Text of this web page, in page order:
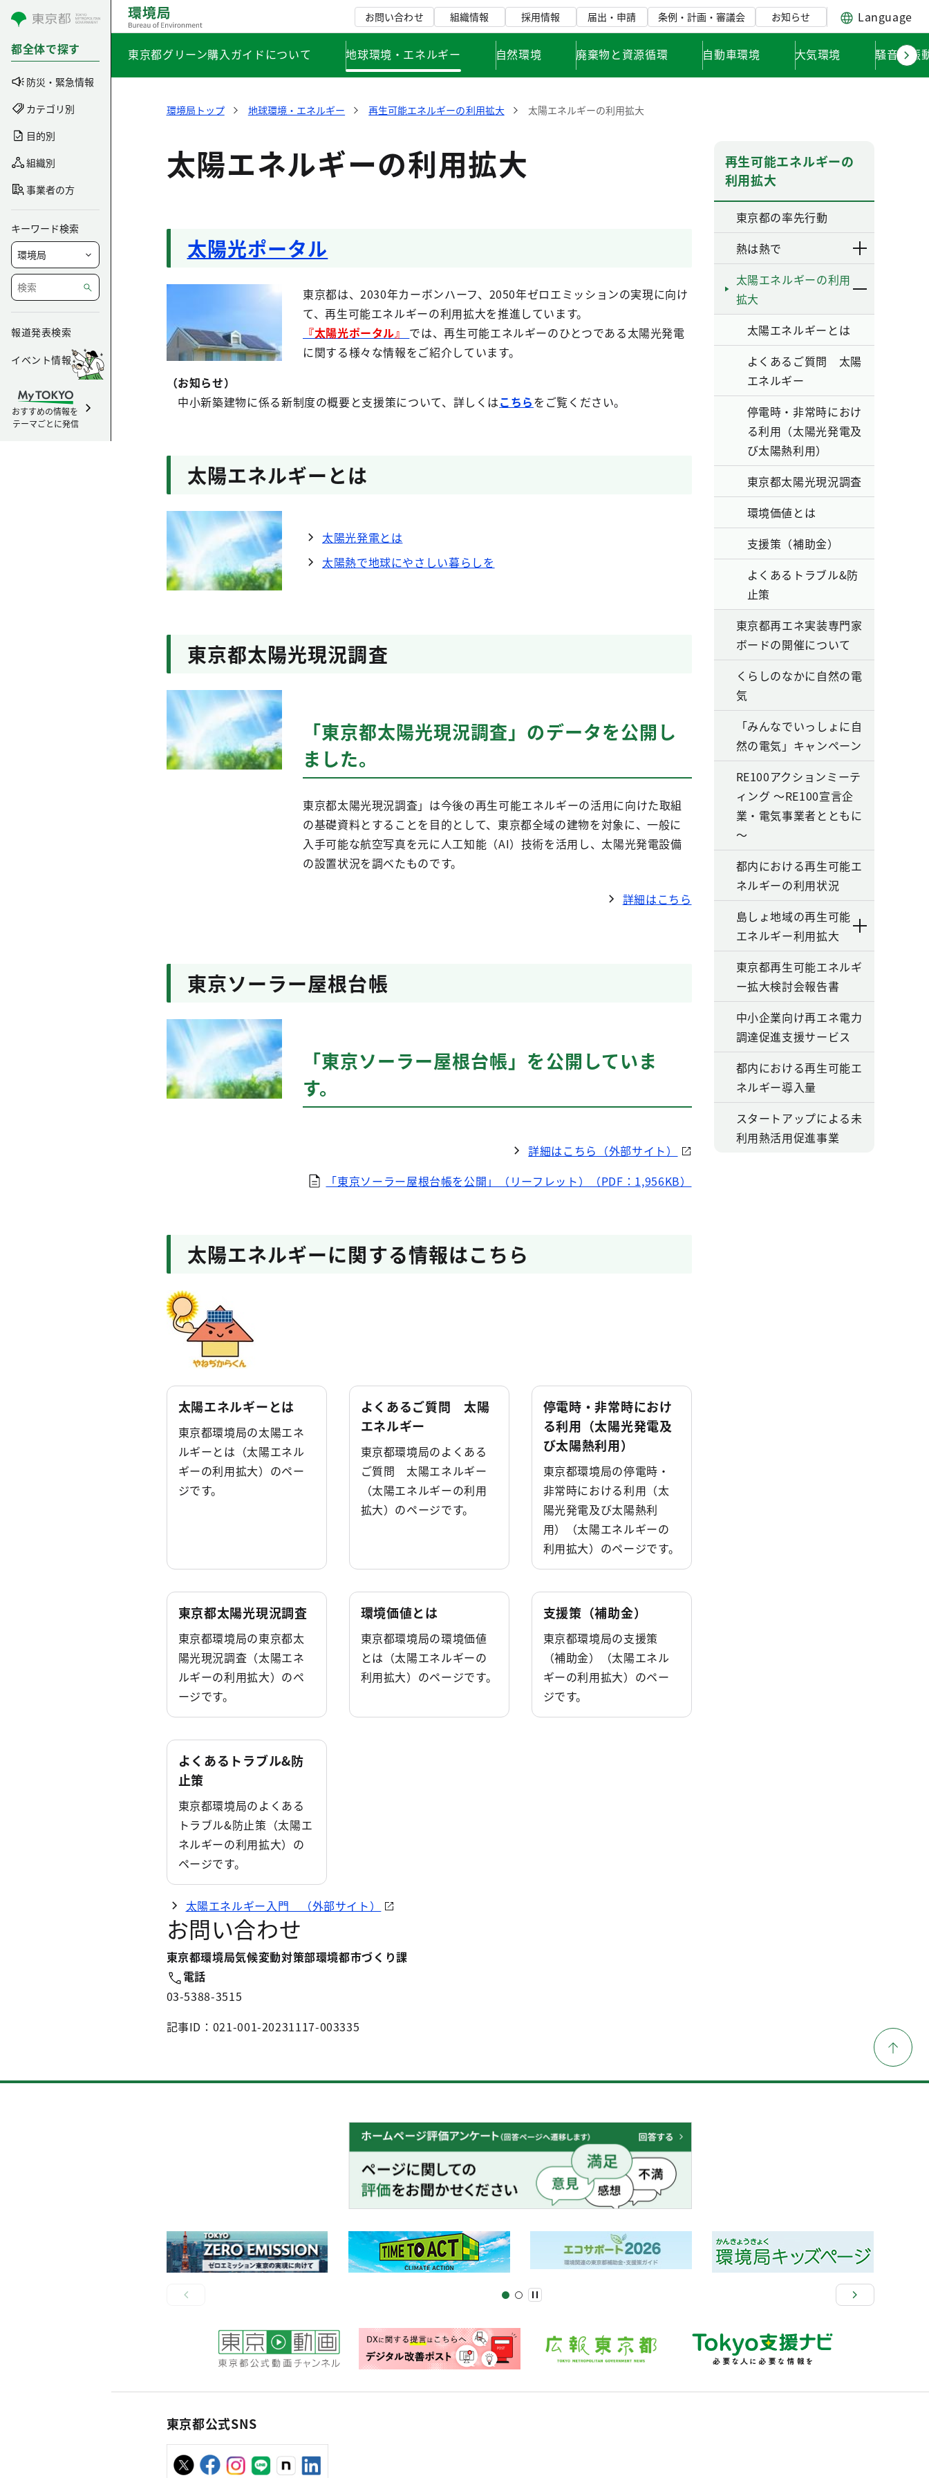
コンテンツにスキップ
都全体で探す
防災・緊急情報
カテゴリ別
目的別
組織別
事業者の方
キーワード検索
報道発表検索
イベント情報
おすすめの情報を
テーマごとに発信
お問い合わせ 組織情報 採用情報 届出・申請 条例・計画・審議会 お知らせ Language
東京都グリーン購入ガイドについて 地球環境・エネルギー 自然環境 廃棄物と資源循環 自動車環境 大気環境 騒音・振
環境局トップ 地球環境・エネルギー 再生可能エネルギーの利用拡大 太陽エネルギーの利用拡大
太陽エネルギーの利用拡大
太陽光ポータル
東京都は、2030年カーボンハーフ、2050年ゼロエミッションの実現に向け
て、再生可能エネルギーの利用拡大を推進しています。
『太陽光ポータル』 では、再生可能エネルギーのひとつである太陽光発電
に関する様々な情報をご紹介しています。
（お知らせ）
中小新築建物に係る新制度の概要と支援策について、詳しくはこちらをご覧ください。
太陽エネルギーとは
太陽光発電とは
太陽熱で地球にやさしい暮らしを
東京都太陽光現況調査
「東京都太陽光現況調査」のデータを公開し
ました。
東京都太陽光現況調査」は今後の再生可能エネルギーの活用に向けた取組
の基礎資料とすることを目的として、東京都全域の建物を対象に、一般に
入手可能な航空写真を元に人工知能（AI）技術を活用し、太陽光発電設備
の設置状況を調べたものです。
詳細はこちら
東京ソーラー屋根台帳
「東京ソーラー屋根台帳」を公開していま
す。
詳細はこちら（外部サイト）
「東京ソーラー屋根台帳を公開」（リーフレット）（PDF：1,956KB）
太陽エネルギーに関する情報はこちら
太陽エネルギーとは
東京都環境局の太陽エネ
ルギーとは（太陽エネル
ギーの利用拡大）のペー
ジです。
よくあるご質問 太陽
エネルギー
東京都環境局のよくある
ご質問 太陽エネルギー
（太陽エネルギーの利用
拡大）のページです。
停電時・非常時におけ
る利用（太陽光発電及
び太陽熱利用）
東京都環境局の停電時・
非常時における利用（太
陽光発電及び太陽熱利
用）（太陽エネルギーの
利用拡大）のページです。
東京都太陽光現況調査
東京都環境局の東京都太
陽光現況調査（太陽エネ
ルギーの利用拡大）のペ
ージです。
環境価値とは
東京都環境局の環境価値
とは（太陽エネルギーの
利用拡大）のページです。
支援策（補助金）
東京都環境局の支援策
（補助金）（太陽エネル
ギーの利用拡大）のペー
ジです。
よくあるトラブル&防
止策
東京都環境局のよくある
トラブル&防止策（太陽エ
ネルギーの利用拡大）の
ページです。
太陽エネルギー入門 （外部サイト）
お問い合わせ
東京都環境局気候変動対策部環境都市づくり課
電話
03-5388-3515
記事ID：021-001-20231117-003335
再生可能エネルギーの
利用拡大
東京都の率先行動
熱は熱で
太陽エネルギーの利用
拡大
太陽エネルギーとは
よくあるご質問 太陽
エネルギー
停電時・非常時におけ
る利用（太陽光発電及
び太陽熱利用）
東京都太陽光現況調査
環境価値とは
支援策（補助金）
よくあるトラブル&防
止策
東京都再エネ実装専門家
ボードの開催について
くらしのなかに自然の電
気
「みんなでいっしょに自
然の電気」キャンペーン
RE100アクションミーテ
ィング ～RE100宣言企
業・電気事業者とともに
～
都内における再生可能エ
ネルギーの利用状況
島しょ地域の再生可能
エネルギー利用拡大
東京都再生可能エネルギ
ー拡大検討会報告書
中小企業向け再エネ電力
調達促進支援サービス
都内における再生可能エ
ネルギー導入量
スタートアップによる未
利用熱活用促進事業
東京都公式SNS